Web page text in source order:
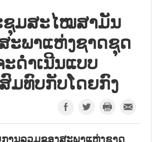
ຊຸມສະໄໝສາມັນ
ະພາແຫ່ງຊາດຊຸດ
ະດຳເນີນແບບ
ມທົບກັບໂດຍກົງ
ານລວມຂອງສະພາແຫ່ງຊາດ